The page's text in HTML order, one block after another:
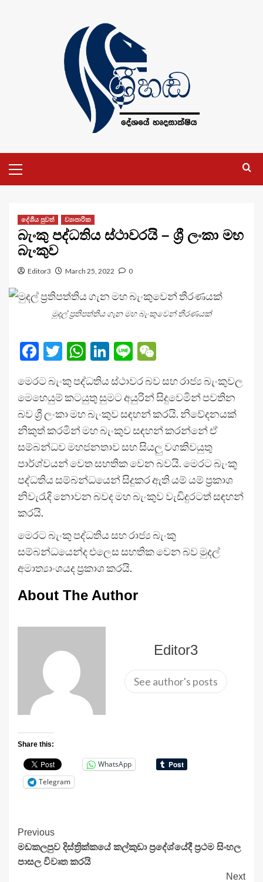
Menu
දේශීය පුවත් ව්‍යාපාරික
බැංකු පද්ධතිය ස්ථාවරයි – ශ්‍රී ලංකා මහ
බැංකුව
Editor3 March 25, 2022 0
මුදල් ප්‍රතිපත්තිය ගැන මහ බැංකුවෙන් තීරණයක්
Facebook
Twitter
WhatsApp
LinkedIn
Line
මෙරට බැංකු පද්ධතිය ස්ථාවර බව සහ රාජ්‍ය බැංකුවල
මෙහෙයුම් කටයුතු සුමට අයුරින් සිදුවෙමින් පවතින
බව ශ්‍රී ලංකා මහ බැංකුව සඳහන් කරයි. නිවේදනයක්
නිකුත් කරමින් මහ බැංකුව සඳහන් කරන්නේ ඒ
සම්බන්ධව මහජනතාව සහ සියලු වගකිවයුතු
පාර්ශ්වයන් වෙත සහතික වෙන බවයි. මෙරට බැංකු
පද්ධතිය සම්බන්ධයෙන් සිදුකර ඇති යම් යම් ප්‍රකාශ
නිවැරැදි නොවන බවද මහ බැංකුව වැඩිදුරටත් සඳහන්
කරයි.
මෙරට බැංකු පද්ධතිය සහ රාජ්‍ය බැංකු
සම්බන්ධයෙන්ද එලෙස සහතික වෙන බව මුදල්
අමාත්‍යාංශයද ප්‍රකාශ කරයි.
About The Author
Editor3
See author's posts
Share this:
WhatsApp
Telegram
Continue
Reading
Previous
මඩකලපුව දිස්ත්‍රික්කයේ කල්කුඩා ප්‍රදේශ්යේදී ප්‍රථම සිංහල
පාසල විවෘත කරයි
Next